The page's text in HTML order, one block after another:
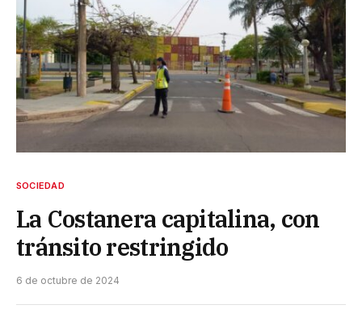
SOCIEDAD
La Costanera capitalina, con
tránsito restringido
6 de octubre de 2024